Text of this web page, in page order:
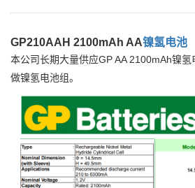
GP210AAH 2100mAh AA镍氢电池
本公司长期大量供应GP AA 2100mAh镍
做镍氢电池组。